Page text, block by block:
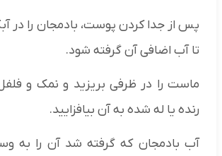
پس از جدا کردن پوست، بادمجان را در
تا آب اضافی آن گرفته شود.
ماست را در ظرفی بریزید و نمک و
رنده یا له شده به آن بیافزایید.
آب بادمجان که گرفته شد آن را به